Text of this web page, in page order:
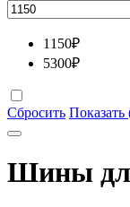
1150₽
5300₽
Сбросить Показать
Шины